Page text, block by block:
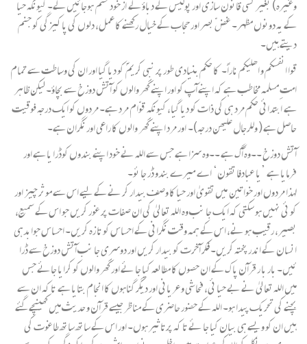
وغیرہ) بغیر کسی قانون سازی اور پولیس کے دباؤ کے از خود ختم ہوجائیں گے۔ کیونکہ حیا
کے یہ دونوں مظہر۔ غضّ بصر اور حجاب کے خیال رکھنے کا عمل، دلوں کی پاکیزگی کو جنم
دیتے ہیں۔
قوا انفسکم و اھلیکم ناراً۔ کا حکم بنیادی طور پر نبی کریم ؐ کو دیا گیا اور ان کی وساطت سے تمام
امتِ مسلمہ مخاطب ہے کہ اپنے آپ کو اور اپنے گھر والوں کو آتش دوزخ سے بچاؤ۔ لیکن ظاہر
ہے ابتدائی حکم مرد ہی کی ذات کو دیا گیا، کیونکہ قوّام مرد ہے۔ مردوں کو ایک درجہ فوقیت
حاصل ہے ( وللرجال علیھن درجہ)۔ اور مرد اپنے گھر والوں کا راعی اور نگران ہے۔
آتش دوزخ ۔۔وہ آگ ہے ۔۔وہ سزا ہے جس سے اللہ نے خود اپنے بندوں کوڈرا یا ہے اور
فرمایا ہے ’یا عبادفا تقون‘ اے میرے بندو ڈر جا ئو۔
لہذا مردوں اور خواتین میں تقویٰ اور حیا کا وصف بیدار کر نے کے لیے اس سے موثر چیز اور
کو ئی نہیں ہو سکتی کہ ایک جا نب وہ اللہ تعا لیٰ کی ان صفات پر غور کریں جو اس کے سمیع،
بصیر، رقیب ہو نے، اس کے ہمہ وقت نگرانی کے احساس کو تا زہ کریں۔ احساس جوابدہی
انسان کے اندر پختہ کریں۔ فکر آخرت کو بیدار کریں اور دوسری جا نب آتش دوزخ سے ڈرا
ئیں۔ بار با ر قرآن پا ک کے ان حصوں کا مطا لعہ کیا جا ئے اور گھر والوں کو کرایا جائے جس
میں اللہ تعا لیٰ نے بے حیا ئی، فحاشی و عریانی اور دیگر گناہوں کا انجام بتایا ہے تا کہ ان سے
بچنے کی تحریک پیدا ہو۔ اللہ کے حضور حاضری کے مناظر جیسے قرآن و حدیث میں کھینچے گئے
ہیں ان کو ویسے ہی بیان کیا جا ئے تا کہ پرتاثیر ہوں۔ اور اس کے ساتھ ساتھ طاغوت کی